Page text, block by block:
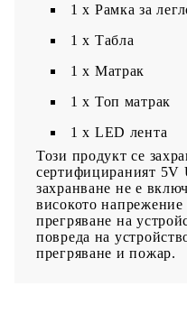
1 x Рамка за
1 x Табла
1 x Матрак
1 х Топ матрак
1 x LED лента
Този продукт се
сертифицираният 5V
захранване не е
високото
прегряване на
повреда на
прегряване и пожар.